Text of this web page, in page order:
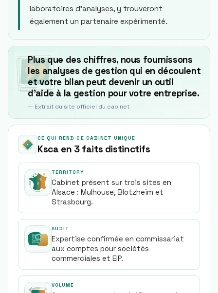
laboratoires d’analyses, y trouveront
également un partenaire expérimenté.
Plus que des chiffres, nous fournissons
les analyses de gestion qui en découlent
et votre bilan peut devenir un outil
d’aide à la gestion pour votre entreprise.
— Extrait du site officiel du cabinet
CE QUI REND CE CABINET UNIQUE
Ksca en 3 faits distinctifs
TERRITORY
Cabinet présent sur trois sites en
Alsace : Mulhouse, Blotzheim et
Strasbourg.
AUDIT
Expertise confirmée en commissariat
aux comptes pour sociétés
commerciales et EIP.
VOLUME